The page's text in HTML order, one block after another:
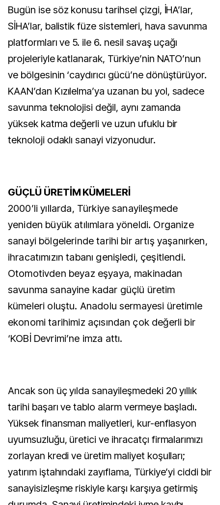
Bugün ise söz konusu tarihsel çizgi, İHA’lar,
SİHA’lar, balistik füze sistemleri, hava savunma
platformları ve 5. ile 6. nesil savaş uçağı
projeleriyle katlanarak, Türkiye’nin NATO’nun
ve bölgesinin ‘caydırıcı gücü’ne dönüştürüyor.
KAAN’dan Kızılelma’ya uzanan bu yol, sadece
savunma teknolojisi değil, aynı zamanda
yüksek katma değerli ve uzun ufuklu bir
teknoloji odaklı sanayi vizyonudur.
GÜÇLÜ ÜRETİM KÜMELERİ
2000’li yıllarda, Türkiye sanayileşmede
yeniden büyük atılımlara yöneldi. Organize
sanayi bölgelerinde tarihi bir artış yaşanırken,
ihracatımızın tabanı genişledi, çeşitlendi.
Otomotivden beyaz eşyaya, makinadan
savunma sanayine kadar güçlü üretim
kümeleri oluştu. Anadolu sermayesi üretimle
ekonomi tarihimiz açısından çok değerli bir
‘KOBİ Devrimi’ne imza attı.
Ancak son üç yılda sanayileşmedeki 20 yıllık
tarihi başarı ve tablo alarm vermeye başladı.
Yüksek finansman maliyetleri, kur-enflasyon
uyumsuzluğu, üretici ve ihracatçı firmalarımızı
zorlayan kredi ve üretim maliyet koşulları;
yatırım iştahındaki zayıflama, Türkiye’yi ciddi bir
sanayisizleşme riskiyle karşı karşıya getirmiş